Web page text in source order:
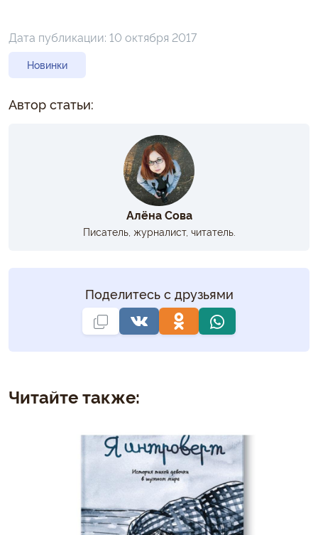
Дата публикации: 10 октября 2017
Новинки
Автор статьи:
Алёна Сова
Писатель, журналист, читатель.
Поделитесь с друзьями
Читайте также: